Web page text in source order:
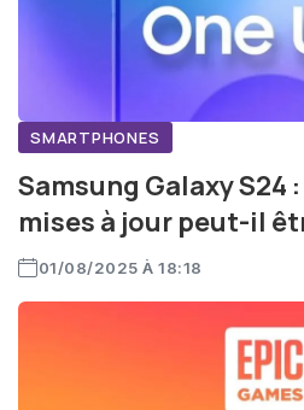
SMARTPHONES
Samsung Galaxy S24
mises à jour peut-il
01/08/2025 À 18:18